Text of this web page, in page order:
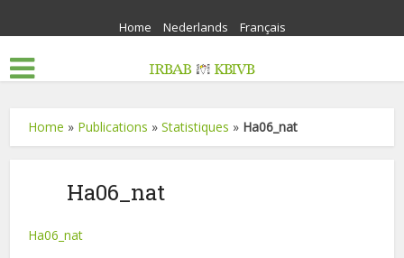
Home Nederlands Français
Home » Publications »Statistiques » Ha06_nat
Ha06_nat
Ha06_nat